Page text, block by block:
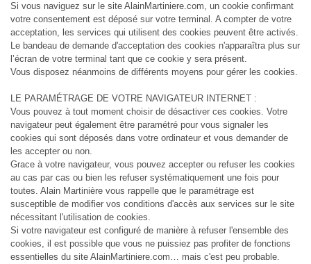
Si vous naviguez sur le site AlainMartiniere.com, un cookie confirmant
votre consentement est déposé sur votre terminal. A compter de votre
acceptation, les services qui utilisent des cookies peuvent être activés.
Le bandeau de demande d'acceptation des cookies n'apparaîtra plus sur
l’écran de votre terminal tant que ce cookie y sera présent.
Vous disposez néanmoins de différents moyens pour gérer les cookies.
LE PARAMÉTRAGE DE VOTRE NAVIGATEUR INTERNET :
Vous pouvez à tout moment choisir de désactiver ces cookies. Votre
navigateur peut également être paramétré pour vous signaler les
cookies qui sont déposés dans votre ordinateur et vous demander de
les accepter ou non.
Grace à votre navigateur, vous pouvez accepter ou refuser les cookies
au cas par cas ou bien les refuser systématiquement une fois pour
toutes. Alain Martinière vous rappelle que le paramétrage est
susceptible de modifier vos conditions d'accès aux services sur le site
nécessitant l'utilisation de cookies.
Si votre navigateur est configuré de manière à refuser l'ensemble des
cookies, il est possible que vous ne puissiez pas profiter de fonctions
essentielles du site AlainMartiniere.com… mais c'est peu probable.